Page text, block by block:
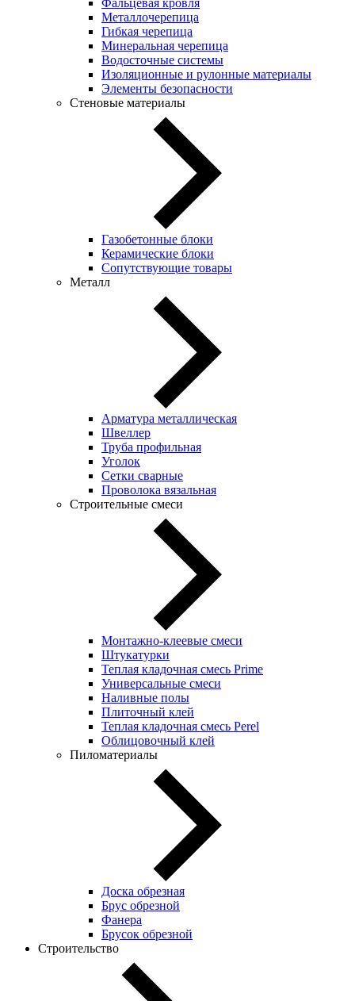
Металлочерепица
Гибкая черепица
Минеральная черепица
Водосточные системы
Изоляционные и рулонные материалы
Элементы безопасности
Стеновые материалы
Газобетонные блоки
Керамические блоки
Сопутствующие товары
Металл
Арматура металлическая
Швеллер
Труба профильная
Уголок
Сетки сварные
Проволока вязальная
Строительные смеси
Монтажно-клеевые смеси
Штукатурки
Теплая кладочная смесь Prime
Универсальные смеси
Наливные полы
Плиточный клей
Теплая кладочная смесь Perel
Облицовочный клей
Пиломатериалы
Доска обрезная
Брус обрезной
Фанера
Брусок обрезной
Строительство